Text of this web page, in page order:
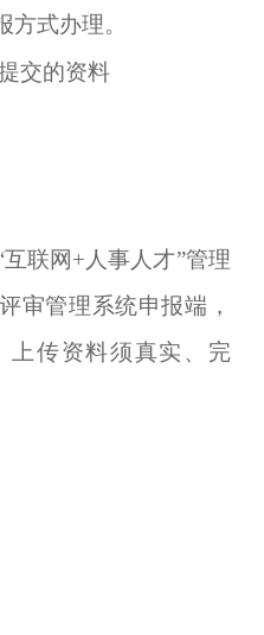
方式办理。
交的资料
联网+人事人才”管理
管理系统申报端，
上传资料须真实、完